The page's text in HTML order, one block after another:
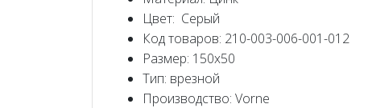
Цвет: Серый
Код товаров: 210-003-006-001-012
Размер: 150x50
Тип: врезной
Производство: Vorne